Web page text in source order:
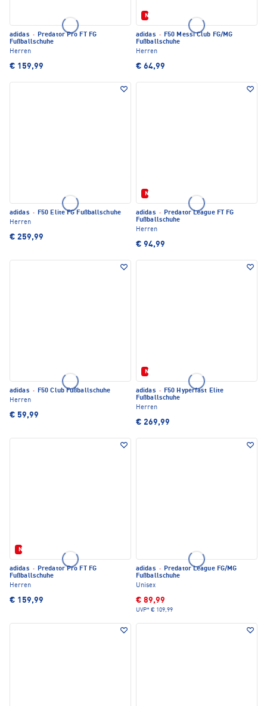
adidas · Predator Pro FT FG
Fußballschuhe
Herren
€ 159,99
Neu
adidas · F50 Messi Club FG/MG
Fußballschuhe
Herren
€ 64,99
adidas · F50 Elite FG Fußballschuhe
Herren
€ 259,99
Neu
adidas · Predator League FT FG
Fußballschuhe
Herren
€ 94,99
adidas · F50 Club Fußballschuhe
Herren
€ 59,99
Neu
adidas · F50 Hyperfast Elite
Fußballschuhe
Herren
€ 269,99
Neu
adidas · Predator Pro FT FG
Fußballschuhe
Herren
€ 159,99
adidas · Predator League FG/MG
Fußballschuhe
Unisex
€ 89,99
UVP* € 109,99